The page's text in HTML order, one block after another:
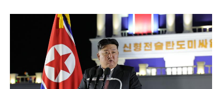
Umfragen, Prognosen,
Wahlprogramme, aktuelle Berichte
und Hintergründe zu den Parteien
und Kandidaten der anstehenden
Sendungen Programm Podcasts
Audio-Archiv